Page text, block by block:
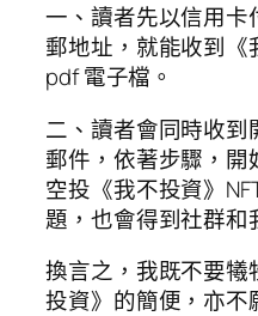
一、讀者先以信用
郵地址，就能收到《
pdf 電子檔。
二、讀者會同時收
郵件，依著步驟，
空投《我不投資》
題，也會得到社群和
換言之，我既不要
投資》的簡便，亦不